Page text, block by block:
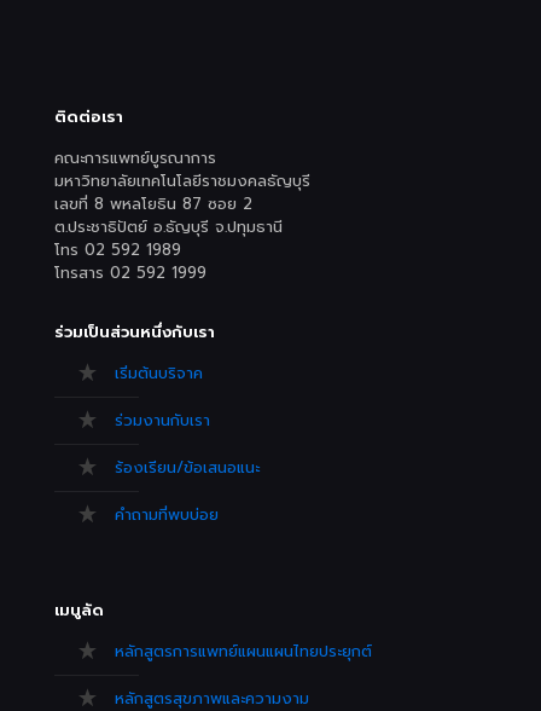
ติดต่อเรา
คณะการแพทย์บูรณาการ
มหาวิทยาลัยเทคโนโลยีราชมงคลธัญบุรี
เลขที่ 8 พหลโยธิน 87 ซอย 2
ต.ประชาธิปัตย์ อ.ธัญบุรี จ.ปทุมธานี
โทร 02 592 1989
โทรสาร 02 592 1999
ร่วมเป็นส่วนหนึ่งกับเรา
เริ่มต้นบริจาค
ร่วมงานกับเรา
ร้องเรียน/ข้อเสนอแนะ
คำถามที่พบบ่อย
เมนูลัด
หลักสูตรการแพทย์แผนแผนไทยประยุกต์
หลักสูตรสุขภาพและความงาม